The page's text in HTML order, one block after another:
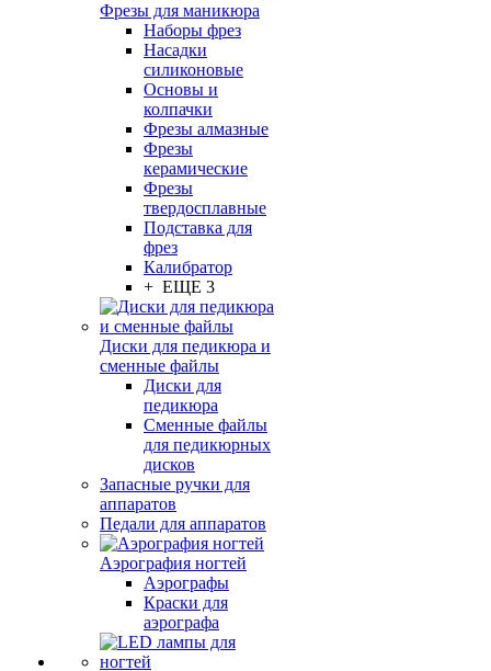
Фрезы для маникюра
Наборы фрез
Насадки
силиконовые
Основы и
колпачки
Фрезы алмазные
Фрезы
керамические
Фрезы
твердосплавные
Подставка для
фрез
Калибратор
+ ЕЩЕ 3
Диски для педикюра и
сменные файлы
Диски для
педикюра
Сменные файлы
для педикюрных
дисков
Запасные ручки для
аппаратов
Педали для аппаратов
Аэрография ногтей
Аэрографы
Краски для
аэрографа